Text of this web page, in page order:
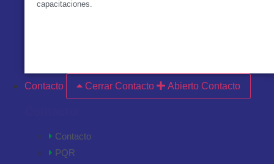
capacitaciones.
Contacto
Cerrar Contacto Abierto Contacto
Contacto
PQR